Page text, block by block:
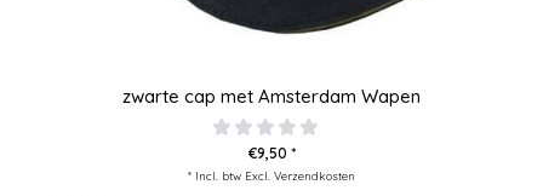
zwarte cap met Amsterdam Wapen
€9,50 *
* Incl. btw Excl. Verzendkosten